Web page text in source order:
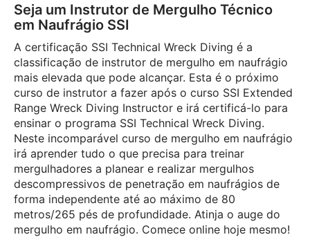
Seja um Instrutor de Mergulho Técnico
em Naufrágio SSI
A certificação SSI Technical Wreck Diving é a
classificação de instrutor de mergulho em naufrágio
mais elevada que pode alcançar. Esta é o próximo
curso de instrutor a fazer após o curso SSI Extended
Range Wreck Diving Instructor e irá certificá-lo para
ensinar o programa SSI Technical Wreck Diving.
Neste incomparável curso de mergulho em naufrágio
irá aprender tudo o que precisa para treinar
mergulhadores a planear e realizar mergulhos
descompressivos de penetração em naufrágios de
forma independente até ao máximo de 80
metros/265 pés de profundidade. Atinja o auge do
mergulho em naufrágio. Comece online hoje mesmo!